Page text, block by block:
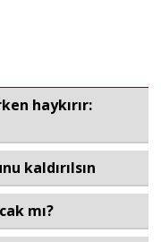
haykırır:
kaldırılsın
mı?